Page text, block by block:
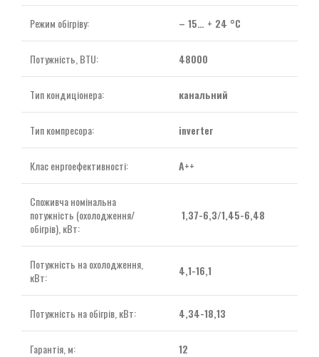
Режим обігріву: – 15… + 24 °C
Потужність, BTU: 48000
Тип кондиціонера: канальний
Тип компресора: inverter
Клас енргоефективності: А++
Споживча номінальна
потужність (охолодження/
обігрів), кВт:
1,37-6,3/1,45-6,48
Потужність на охолодження,
кВт:
4,1-16,1
Потужність на обігрів, кВт: 4,34-18,13
Гарантія, м: 12